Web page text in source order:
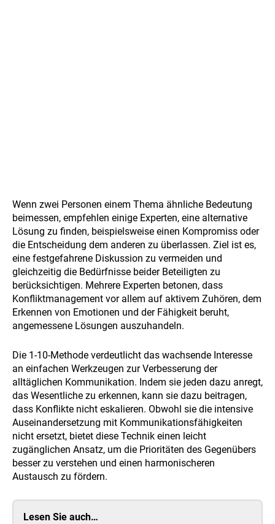
Wenn zwei Personen einem Thema ähnliche Bedeutung
beimessen, empfehlen einige Experten, eine alternative
Lösung zu finden, beispielsweise einen Kompromiss oder
die Entscheidung dem anderen zu überlassen. Ziel ist es,
eine festgefahrene Diskussion zu vermeiden und
gleichzeitig die Bedürfnisse beider Beteiligten zu
berücksichtigen. Mehrere Experten betonen, dass
Konfliktmanagement vor allem auf aktivem Zuhören, dem
Erkennen von Emotionen und der Fähigkeit beruht,
angemessene Lösungen auszuhandeln.
Die 1-10-Methode verdeutlicht das wachsende Interesse
an einfachen Werkzeugen zur Verbesserung der
alltäglichen Kommunikation. Indem sie jeden dazu anregt,
das Wesentliche zu erkennen, kann sie dazu beitragen,
dass Konflikte nicht eskalieren. Obwohl sie die intensive
Auseinandersetzung mit Kommunikationsfähigkeiten
nicht ersetzt, bietet diese Technik einen leicht
zugänglichen Ansatz, um die Prioritäten des Gegenübers
besser zu verstehen und einen harmonischeren
Austausch zu fördern.
Lesen Sie auch…